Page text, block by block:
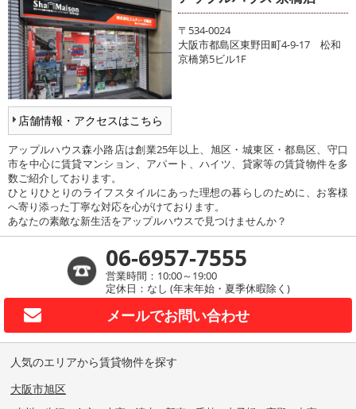
店舗情報・アクセスはこちら
〒534-0024
大阪市都島区東野田町4-9-17 松和
京橋第5ビル1F
アップルハウス森小路店は創業25年以上、旭区・城東区・都島区、守口
市を中心に賃貸マンション、アパート、ハイツ、貸家等の賃貸物件を多
数ご紹介しております。
ひとりひとりのライフスタイルにあった理想の暮らしのために、お客様
へ寄り添った丁寧な対応を心がけております。
あなたの素敵な新生活をアップルハウスで見つけませんか？
06-6957-7555
営業時間：10:00～19:00
定休日：なし (年末年始・夏季休暇除く)
メールでお問い合わせ
人気のエリアから賃貸物件を探す
大阪市旭区